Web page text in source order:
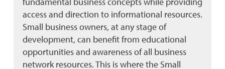
access and direction to informational resources.
Small business owners, at any stage of
development, can benefit from educational
opportunities and awareness of all business
network resources. This is where the Small